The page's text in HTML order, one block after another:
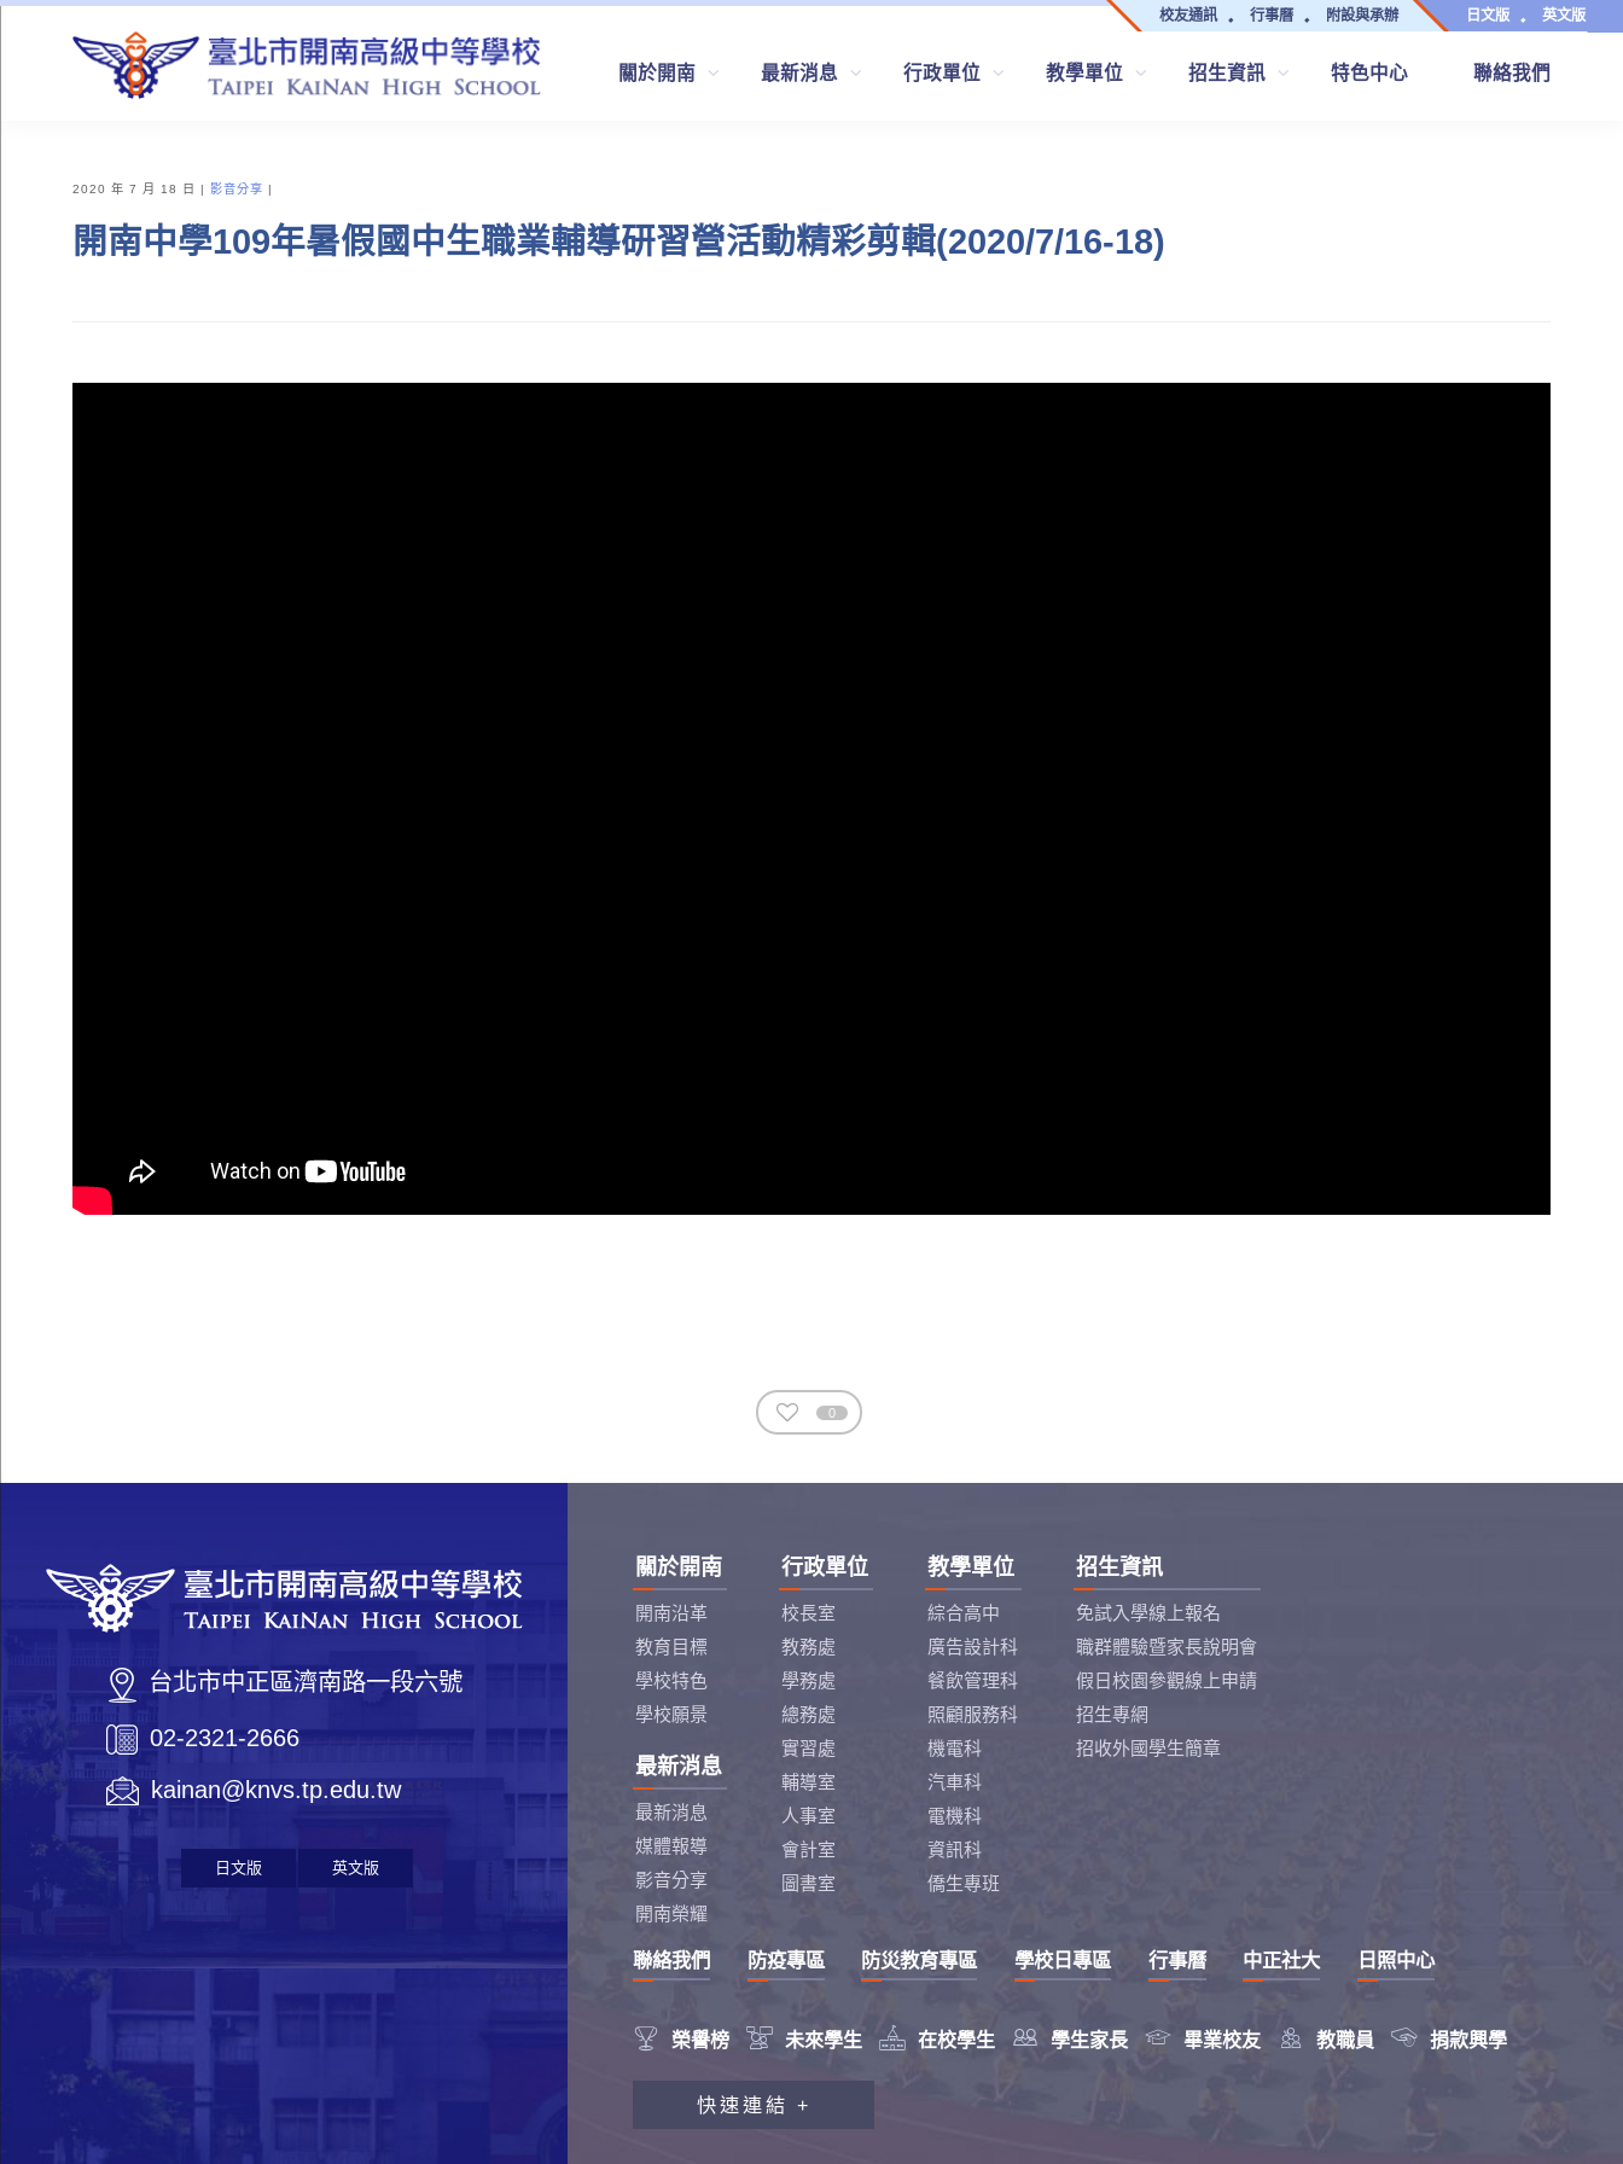
校友通訊 行事曆 附設與承辦 日文版 英文版
關於開南 最新消息 行政單位 教學單位 招生資訊 特色中心 聯絡我們
QUICK LINKS
2020 年 7 月 18 日 影音分享
開南中學109年暑假國中生職業輔導研習營活動精彩剪輯(2020/7/16-18)
0
台北市中正區濟南路一段六號
02-2321-2666
kainan@knvs.tp.edu.tw
日文版 英文版
關於開南
開南沿革
教育目標
學校特色
學校願景
最新消息
最新消息
媒體報導
影音分享
開南榮耀
行政單位
校長室
教務處
學務處
總務處
實習處
輔導室
人事室
會計室
圖書室
教學單位
綜合高中
廣告設計科
餐飲管理科
照顧服務科
機電科
汽車科
電機科
資訊科
僑生專班
招生資訊
免試入學線上報名
職群體驗暨家長說明會
假日校園參觀線上申請
招生專網
招收外國學生簡章
 榮譽榜  未來學生  在校學生  學生家長  畢業校友  教職員  捐款興學
聯絡我們 防疫專區 防災教育專區 學校日專區 行事曆 中正社大 日照中心
快速連結 +
教職員工研習專區